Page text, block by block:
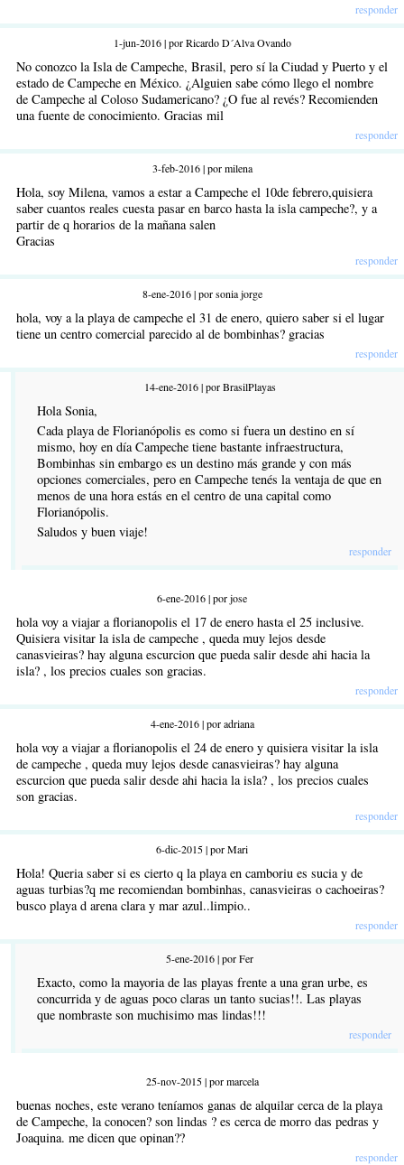
responder
1-jun-2016 | por Ricardo D´Alva Ovando
No conozco la Isla de Campeche, Brasil, pero sí la Ciudad y Puerto y el
estado de Campeche en México. ¿Alguien sabe cómo llego el nombre
de Campeche al Coloso Sudamericano? ¿O fue al revés? Recomienden
una fuente de conocimiento. Gracias mil
responder
3-feb-2016 | por milena
Hola, soy Milena, vamos a estar a Campeche el 10de febrero,quisiera
saber cuantos reales cuesta pasar en barco hasta la isla campeche?, y a
partir de q horarios de la mañana salen
Gracias
responder
8-ene-2016 | por sonia jorge
hola, voy a la playa de campeche el 31 de enero, quiero saber si el lugar
tiene un centro comercial parecido al de bombinhas? gracias
responder
14-ene-2016 | por BrasilPlayas
Hola Sonia,
Cada playa de Florianópolis es como si fuera un destino en sí
mismo, hoy en día Campeche tiene bastante infraestructura,
Bombinhas sin embargo es un destino más grande y con más
opciones comerciales, pero en Campeche tenés la ventaja de que en
menos de una hora estás en el centro de una capital como
Florianópolis.
Saludos y buen viaje!
responder
6-ene-2016 | por jose
hola voy a viajar a florianopolis el 17 de enero hasta el 25 inclusive.
Quisiera visitar la isla de campeche , queda muy lejos desde
canasvieiras? hay alguna escurcion que pueda salir desde ahi hacia la
isla? , los precios cuales son gracias.
responder
4-ene-2016 | por adriana
hola voy a viajar a florianopolis el 24 de enero y quisiera visitar la isla
de campeche , queda muy lejos desde canasvieiras? hay alguna
escurcion que pueda salir desde ahi hacia la isla? , los precios cuales
son gracias.
responder
6-dic-2015 | por Mari
Hola! Queria saber si es cierto q la playa en camboriu es sucia y de
aguas turbias?q me recomiendan bombinhas, canasvieiras o cachoeiras?
busco playa d arena clara y mar azul..limpio..
responder
5-ene-2016 | por Fer
Exacto, como la mayoria de las playas frente a una gran urbe, es
concurrida y de aguas poco claras un tanto sucias!!. Las playas
que nombraste son muchisimo mas lindas!!!
responder
25-nov-2015 | por marcela
buenas noches, este verano teníamos ganas de alquilar cerca de la playa
de Campeche, la conocen? son lindas ? es cerca de morro das pedras y
Joaquina. me dicen que opinan??
responder